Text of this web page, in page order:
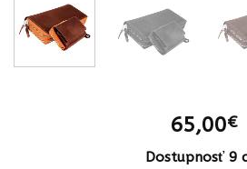
65,00€
Dostupnosť 9